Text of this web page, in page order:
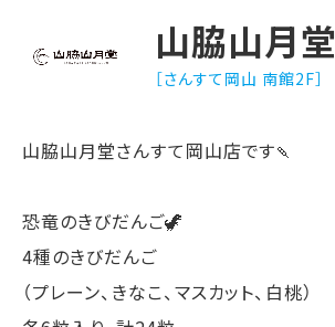
山脇山月堂
［さんすて岡山 南館2F］
山脇山月堂さんすて岡山店です🍡
恐竜のきびだんご🦖
4種のきびだんご
（プレーン、きなこ、マスカット、白桃）